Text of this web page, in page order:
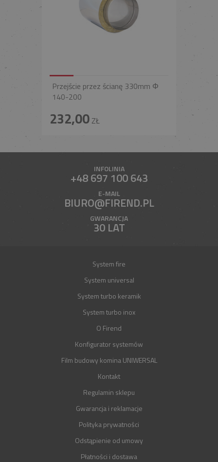
Przejście przez ścianę 330mm Φ
140-200
232,00ZŁ
INFOLINIA
+48 697 100 643
E-MAIL
BIURO@FIREND.PL
GWARANCJA
30 LAT
System fire
System universal
System turbo keramik
System turbo inox
O Firend
Konfigurator systemów
Film budowy komina UNIWERSAL
Kontakt
Regulamin sklepu
Gwarancja i reklamacje
Polityka prywatności
Odstąpienie od umowy
Płatności i dostawa